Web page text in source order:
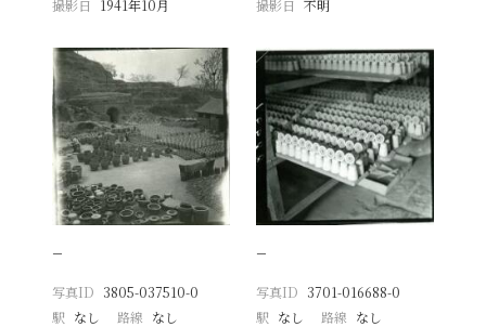
撮影日
1941年10月
撮影日 不明
−
写真ID 3805-037510-0
駅 なし 路線 なし
−
写真ID 3701-016688-0
駅 なし 路線 なし